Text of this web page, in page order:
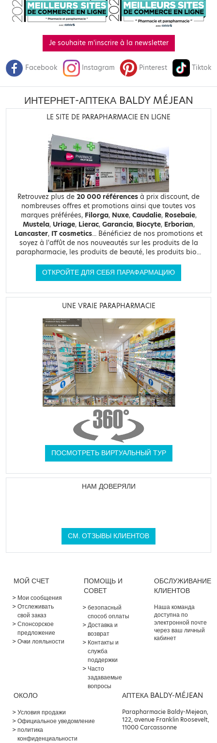
Je souhaite m'inscrire à la newsletter
Facebook Instagram Pinterest Tiktok
ИНТЕРНЕТ-АПТЕКА BALDY MÉJEAN
LE SITE DE PARAPHARMACIE EN LIGNE
Retrouvez plus de 20 000 références à prix discount, de
nombreuses offres et promotions ainsi que toutes vos
marques préférées, Filorga, Nuxe, Caudalie, Rosebaie,
Mustela, Uriage, Lierac, Garancia, Biocyte, Erborian,
Lancaster, IT cosmetics... Bénéficiez de nos promotions et
soyez à l'affût de nos nouveautés sur les produits de la
parapharmacie, les produits de beauté, les produits bio...
ОТКРОЙТЕ ДЛЯ СЕБЯ ПАРАФАРМАЦИЮ
UNE VRAIE PARAPHARMACIE
ПОСМОТРЕТЬ ВИРТУАЛЬНЫЙ ТУР
НАМ ДОВЕРЯЛИ
СМ. ОТЗЫВЫ КЛИЕНТОВ
МОЙ СЧЕТ
Мои сообщения
Отслеживать
свой заказ
Спонсорское
предложение
Очки лояльности
ПОМОЩЬ И
СОВЕТ
безопасный
способ оплаты
Доставка и
возврат
Контакты и
служба
поддержки
Часто
задаваемые
вопросы
ОБСЛУЖИВАНИЕ
КЛИЕНТОВ
Наша команда
доступна по
электронной почте
через ваш личный
кабинет
ОКОЛО
Условия продажи
Официальное уведомление
политика
конфиденциальности
АПТЕКА BALDY-MÉJEAN
Parapharmacie Baldy-Mejean,
122, avenue Franklin Roosevelt,
11000 Carcassonne